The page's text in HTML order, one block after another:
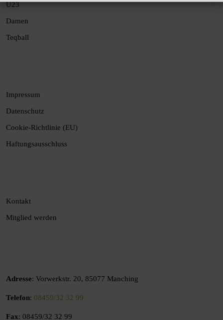
U23
Damen
Teqball
Impressum
Datenschutz
Cookie-Richtlinie (EU)
Haftungsausschluss
Kontakt
Mitglied werden
Adresse: Vorwerkstr. 20, 85077 Manching
Telefon: 08459/32 32 99
Fax: 08459/32 32 99